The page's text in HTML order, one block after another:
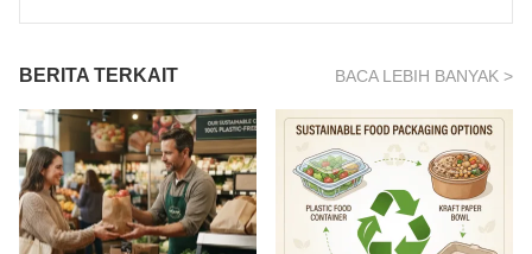
BERITA TERKAIT BACA LEBIH BANYAK >